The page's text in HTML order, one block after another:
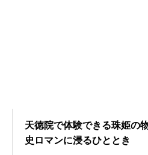
天徳院で体験できる珠姫の
史ロマンに浸るひととき